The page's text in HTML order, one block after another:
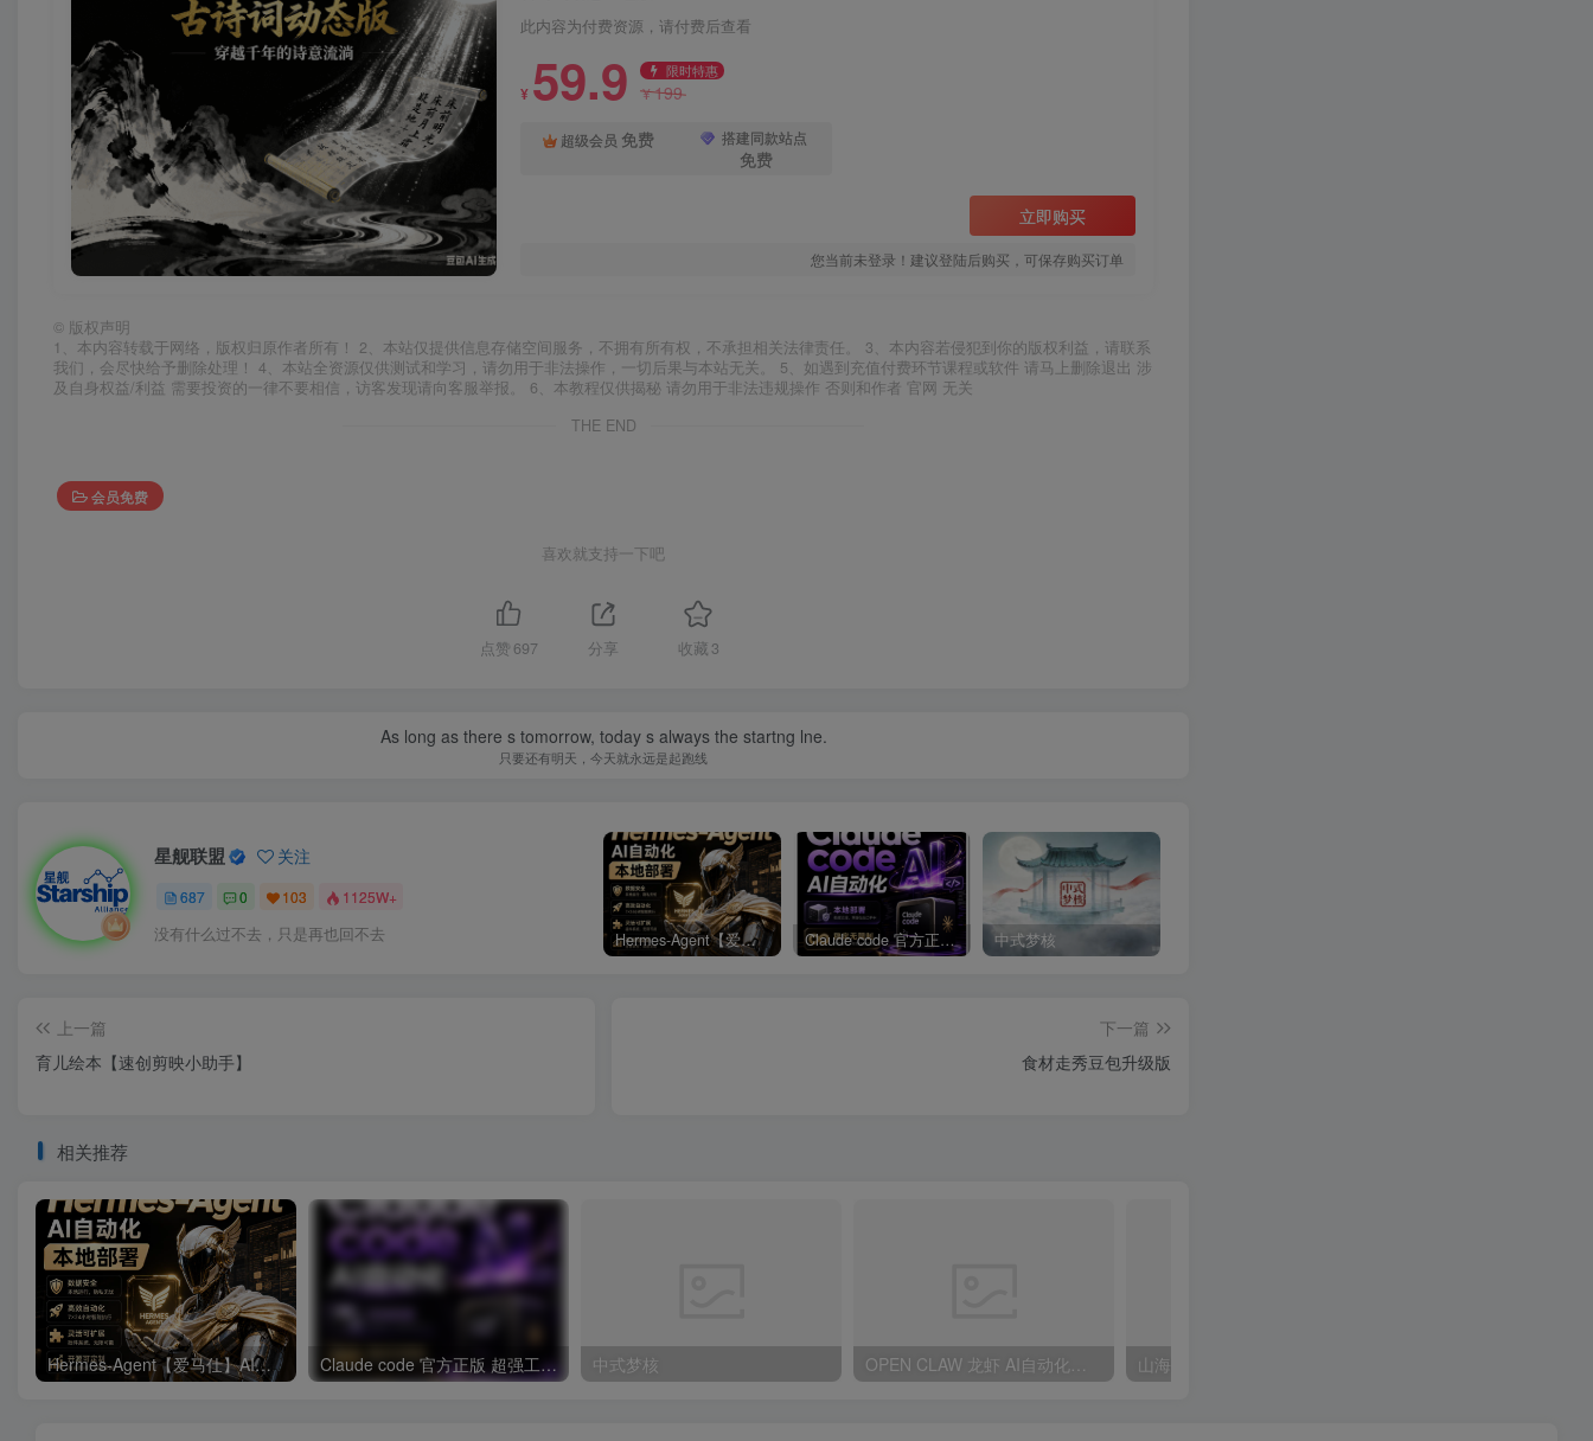
此内容为付费资源，请付费后查看
¥ 59.9 限时特惠
¥199
超级会员 免费 搭建同款站点
免费
立即购买
您当前未登录！建议登陆后购买，可保存购买订单
© 版权声明
1、本内容转载于网络，版权归原作者所有！ 2、本站仅提供信息存储空间服务，不拥有所有权，不承担相关法律责任。 3、本内容若侵犯到你的版权利益，请联系
我们，会尽快给予删除处理！ 4、本站全资源仅供测试和学习，请勿用于非法操作，一切后果与本站无关。 5、如遇到充值付费环节课程或软件 请马上删除退出 涉
及自身权益/利益 需要投资的一律不要相信，访客发现请向客服举报。 6、本教程仅供揭秘 请勿用于非法违规操作 否则和作者 官网 无关
THE END
会员免费
喜欢就支持一下吧
点赞 697 分享 收藏 3
As long as there s tomorrow, today s always the startng lne.
只要还有明天，今天就永远是起跑线
星舰联盟 关注
687 0 103 1125W+
没有什么过不去，只是再也回不去 Hermes-Agent【爱马仕】AI自动化部署【会员免费领取安装包】 Claude code 官方正版 超强工具【会员免费领取安装包】 中式梦核
上一篇
育儿绘本【速创剪映小助手】
下一篇
食材走秀豆包升级版
相关推荐
Hermes-Agent【爱马仕】AI自动化部署【会员免费领取安装包】 Claude code 官方正版 超强工具【会员免费领取安装包】 中式梦核 山海经视频【速创剪映小助手】